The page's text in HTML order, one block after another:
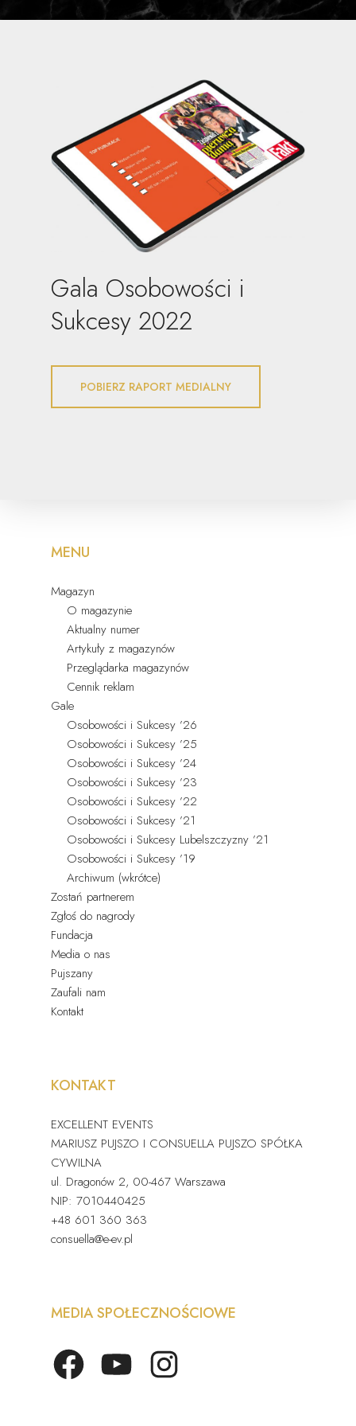
Gala Osobowości i
Sukcesy 2022
POBIERZ RAPORT MEDIALNY
MENU
Magazyn
O magazynie
Aktualny numer
Artykuły z magazynów
Przeglądarka magazynów
Cennik reklam
Gale
Osobowości i Sukcesy ’26
Osobowości i Sukcesy ’25
Osobowości i Sukcesy ’24
Osobowości i Sukcesy ’23
Osobowości i Sukcesy ’22
Osobowości i Sukcesy ’21
Osobowości i Sukcesy Lubelszczyzny ’21
Osobowości i Sukcesy ’19
Archiwum (wkrótce)
Zostań partnerem
Zgłoś do nagrody
Fundacja
Media o nas
Pujszany
Zaufali nam
Kontakt
KONTAKT
EXCELLENT EVENTS
MARIUSZ PUJSZO I CONSUELLA PUJSZO SPÓŁKA
CYWILNA
ul. Dragonów 2, 00-467 Warszawa
NIP: 7010440425
+48 601 360 363
consuella@e-ev.pl
MEDIA SPOŁECZNOŚCIOWE
FacebookYouTube